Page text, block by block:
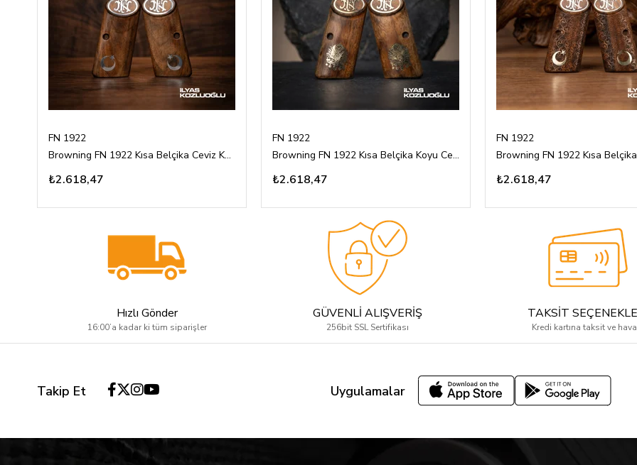
FN 1922
Browning FN 1922 Kısa Belçika Ceviz Kabza Desensiz Yüzey Gümüş Renk Ay Yıldız ve Marka Logolu
₺2.618,47
FN 1922
Browning FN 1922 Kısa Belçika Koyu Ceviz Kabza Gümüş Renk Osmanlı Devlet Armalı ve Marka Logolu
₺2.618,47
FN 1922
₺2.618,47
Hızlı Gönder
16:00’a kadar ki tüm siparişler
GÜVENLİ ALIŞVERİŞ
256bit SSL Sertifikası
TAKSİT
Kredi kartına taksit ve
Takip Et Uygulamalar